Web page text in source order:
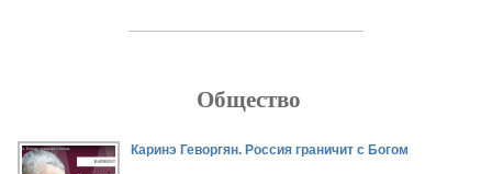
Общество
Каринэ Геворгян. Россия граничит с Богом
Страницы